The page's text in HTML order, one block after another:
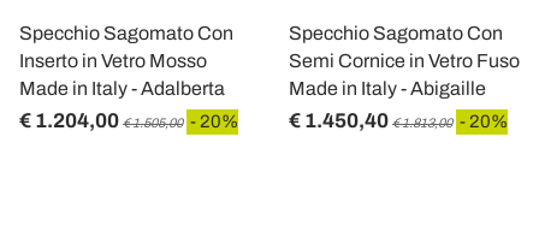
Specchio Sagomato Con
Inserto in Vetro Mosso
Made in Italy - Adalberta
€ 1.204,00 € 1.505,00 - 20%
Specchio Sagomato Con
Semi Cornice in Vetro Fuso
Made in Italy - Abigaille
€ 1.450,40 € 1.813,00 - 20%